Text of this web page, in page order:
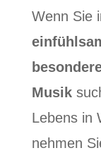
Wenn Sie
Musik
Lebens in
nehmen